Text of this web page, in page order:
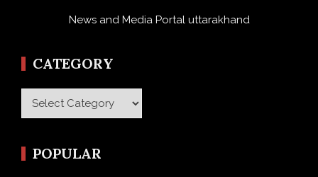
News and Media Portal uttarakhand
CATEGORY
Category
POPULAR